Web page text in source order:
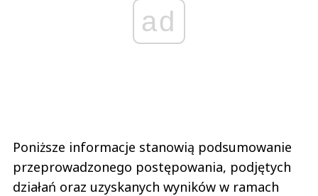
ad
Poniższe informacje stanowią podsumowanie
przeprowadzonego postępowania, podjętych
działań oraz uzyskanych wyników w ramach